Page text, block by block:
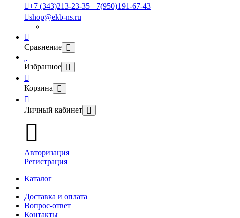
+7 (343)213-23-35 +7(950)191-67-43
shop@ekb-ns.ru
Сравнение
Избранное
Корзина
Личный кабинет
Авторизация
Регистрация
Каталог
Доставка и оплата
Вопрос-ответ
Контакты